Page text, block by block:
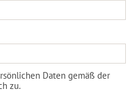
Daten gemäß der
zu.